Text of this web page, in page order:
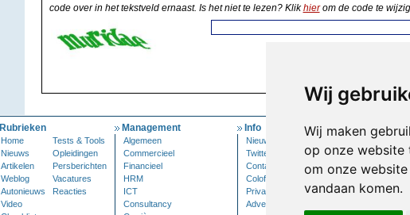
Wij
Wij maken
op onze website
om onze
vandaan komen.
code over in het tekstveld ernaast. Is het niet te lezen? Klikhierom de code te
Rubrieken
Home
Tests & Tools
Nieuws
Opleidingen
Artikelen
Persberichten
Weblog
Vacatures
Autonieuws
Reacties
Video
Management
Algemeen
Commercieel
Financieel
HRM
ICT
Consultancy
Info
Nieuwsbrief
Twitter
Contact
Colofon
Privacy
Adverteren
Mijn
Inloggen